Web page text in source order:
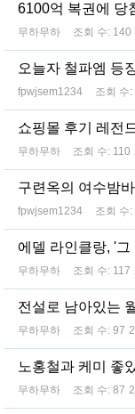
6100억 복권에 당
무하무하 조회 수: 140
오늘자 철파엠 등
fpwjsem1234 조회 수:
쇼핑몰 후기 레전
무하무하 조회 수: 110
구련옥의 여수밤
fpwjsem1234 조회 수:
에델 라인클랑, '
무하무하 조회 수: 117
전설로 남아있는
무하무하 조회 수: 97
노홍철과 케미 좋
무하무하 조회 수: 87